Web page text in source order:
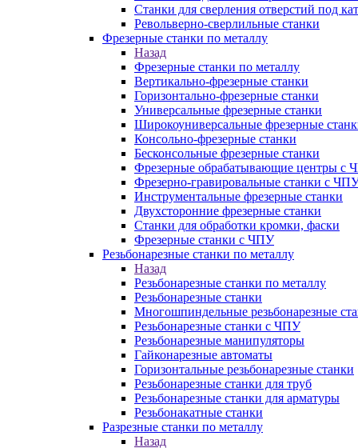
Станки для сверления отверстий под
Револьверно-сверлильные станки
Фрезерные станки по металлу
Назад
Фрезерные станки по металлу
Вертикально-фрезерные станки
Горизонтально-фрезерные станки
Универсальные фрезерные станки
Широкоуниверсальные фрезерные
Консольно-фрезерные станки
Бесконсольные фрезерные станки
Фрезерные обрабатывающие центры с
Фрезерно-гравировальные станки с
Инструментальные фрезерные станки
Двухсторонние фрезерные станки
Станки для обработки кромки, фаски
Фрезерные станки с ЧПУ
Резьбонарезные станки по металлу
Назад
Резьбонарезные станки по металлу
Резьбонарезные станки
Многошпиндельные резьбонарезные
Резьбонарезные станки с ЧПУ
Резьбонарезные манипуляторы
Гайконарезные автоматы
Горизонтальные резьбонарезные станки
Резьбонарезные станки для труб
Резьбонарезные станки для арматуры
Резьбонакатные станки
Разрезные станки по металлу
Назад